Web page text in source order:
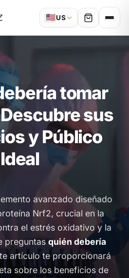
🇺🇸US
tomar
sus
y Público
Ideal
avanzado diseñado
Nrf2, crucial en la
el estrés oxidativo y la
preguntas quién debería
artículo te proporcionará
sobre los beneficios de